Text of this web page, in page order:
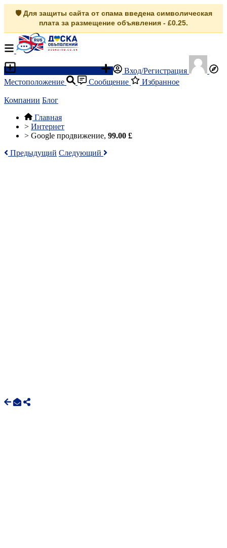
🛡️ Для защиты сайта от спама введена символическая
плата за размещение объявления - £0.25.
Вход/Регистрация
Местоположение
Сообщение Избранное
Компании Блог
Главная
> Интернет
> Google продвижение, 99.00 £
Предыдущий Следующий